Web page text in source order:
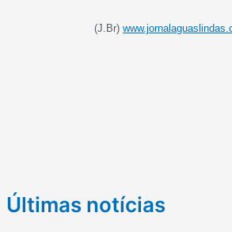
(J.Br)
Últimas notícias